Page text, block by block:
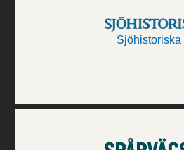
Sjöhistoriska